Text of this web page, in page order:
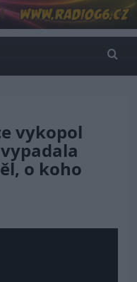
vykopol
o koho